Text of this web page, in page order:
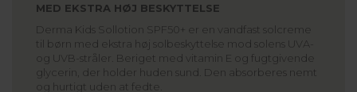
MED EKSTRA HØJ BESKYTTELSE
Derma Kids Sollotion SPF50+ er en vandfast solcreme
til børn med ekstra høj solbeskyttelse mod solens UVA-
og UVB-stråler. Beriget med vitamin E og fugtgivende
glycerin, der holder huden sund. Den absorberes nemt
og hurtigt uden at fedte.